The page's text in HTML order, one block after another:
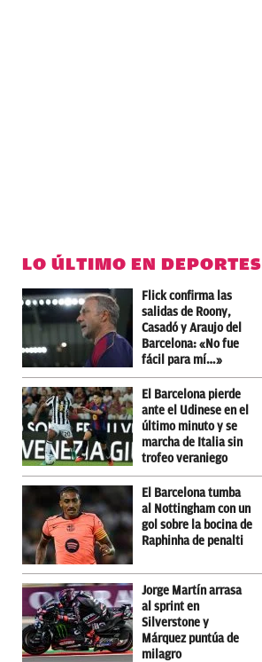
LO ÚLTIMO EN DEPORTES
Flick confirma las
salidas de Roony,
Casadó y Araujo del
Barcelona: «No fue
fácil para mí…»
El Barcelona pierde
ante el Udinese en el
último minuto y se
marcha de Italia sin
trofeo veraniego
El Barcelona tumba
al Nottingham con un
gol sobre la bocina de
Raphinha de penalti
Jorge Martín arrasa
al sprint en
Silverstone y
Márquez puntúa de
milagro